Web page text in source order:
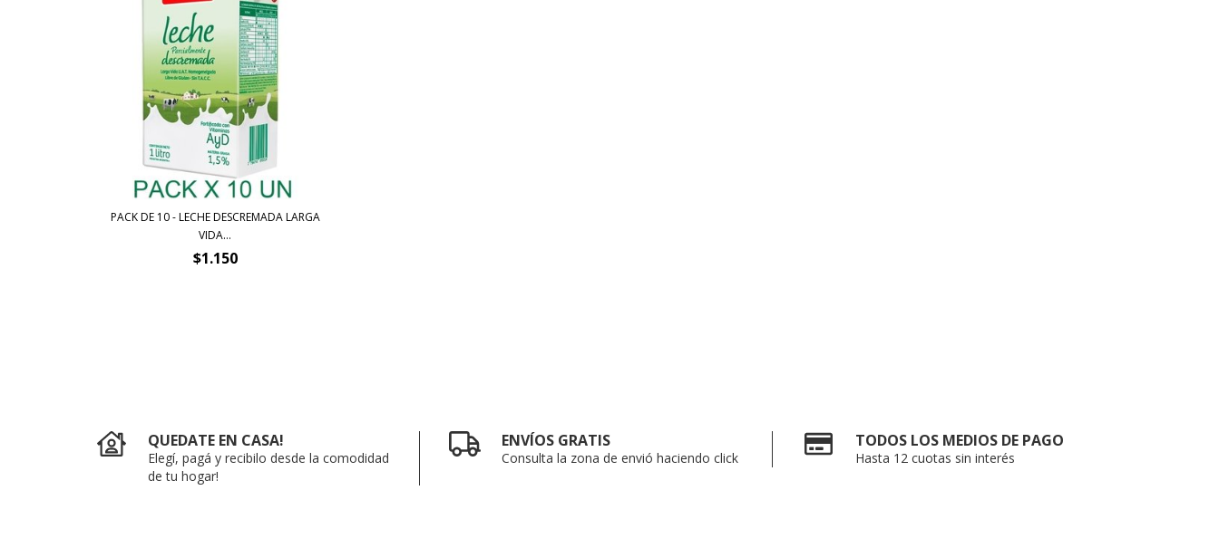
PACK DE 10 - LECHE DESCREMADA LARGA
VIDA...
$1.150
QUEDATE EN CASA!
Elegí, pagá y recibilo desde la comodidad
de tu hogar!
ENVÍOS GRATIS
Consulta la zona de envió haciendo click
TODOS LOS MEDIOS DE PAGO
Hasta 12 cuotas sin interés